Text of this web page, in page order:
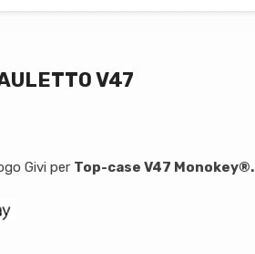
V47
Givi per Top-case V47 Monokey®.